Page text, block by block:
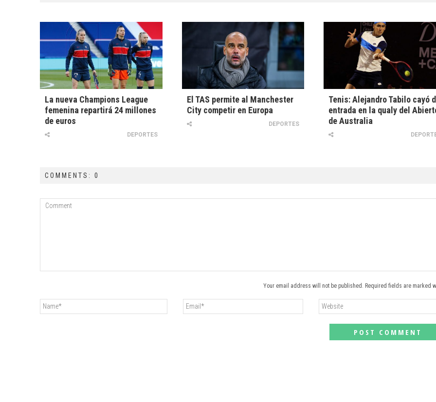
La nueva Champions League
femenina repartirá 24 millones
de euros
DEPORTES
El TAS permite al Manchester
City competir en Europa
DEPORTES
Tenis: Alejandro Tabilo cayó
entrada en la qualy del
de Australia
COMMENTS: 0
Your email address will not be published. Required fields are marked